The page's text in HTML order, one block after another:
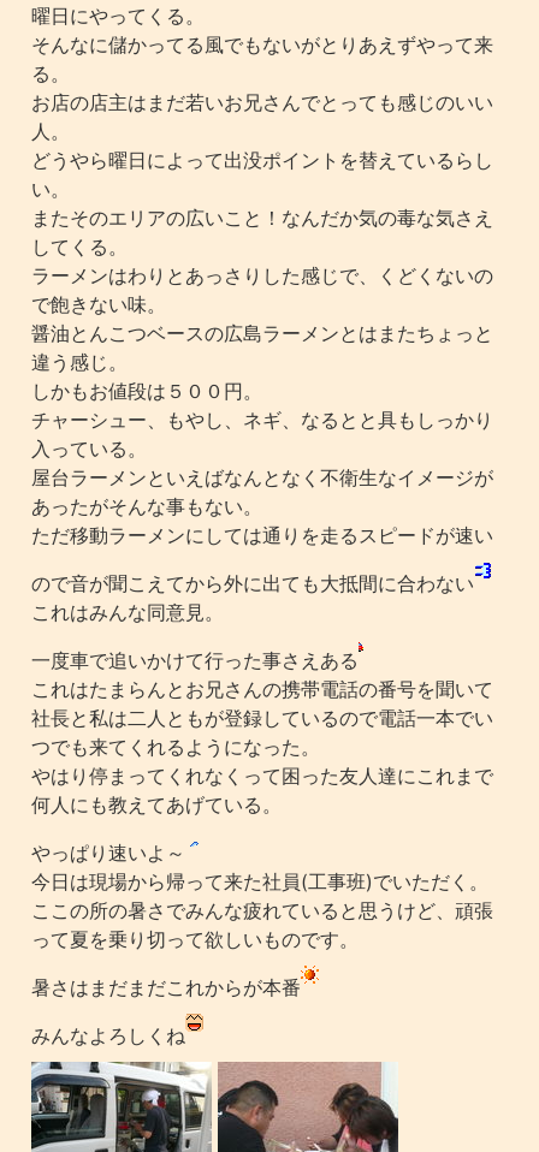
曜日にやってくる。
そんなに儲かってる風でもないがとりあえずやって来
る。
お店の店主はまだ若いお兄さんでとっても感じのいい
人。
どうやら曜日によって出没ポイントを替えているらし
い。
またそのエリアの広いこと！なんだか気の毒な気さえ
してくる。
ラーメンはわりとあっさりした感じで、くどくないの
で飽きない味。
醤油とんこつベースの広島ラーメンとはまたちょっと
違う感じ。
しかもお値段は５００円。
チャーシュー、もやし、ネギ、なるとと具もしっかり
入っている。
屋台ラーメンといえばなんとなく不衛生なイメージが
あったがそんな事もない。
ただ移動ラーメンにしては通りを走るスピードが速い
ので音が聞こえてから外に出ても大抵間に合わない
これはみんな同意見。
一度車で追いかけて行った事さえある
これはたまらんとお兄さんの携帯電話の番号を聞いて
社長と私は二人ともが登録しているので電話一本でい
つでも来てくれるようになった。
やはり停まってくれなくって困った友人達にこれまで
何人にも教えてあげている。
やっぱり速いよ～
今日は現場から帰って来た社員(工事班)でいただく。
ここの所の暑さでみんな疲れていると思うけど、頑張
って夏を乗り切って欲しいものです。
暑さはまだまだこれからが本番
みんなよろしくね